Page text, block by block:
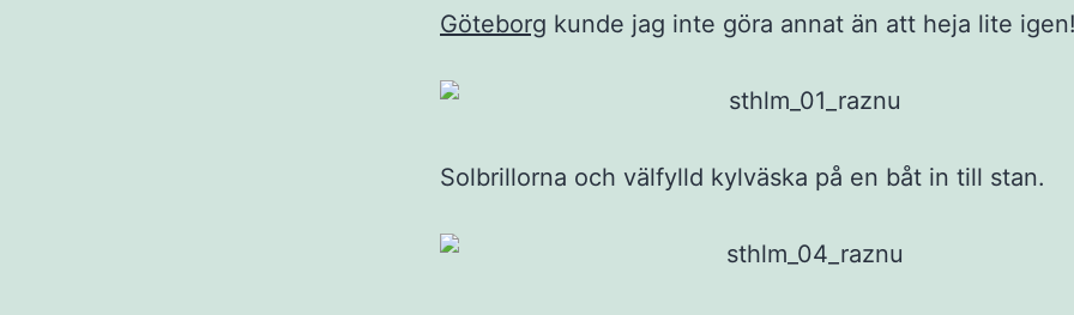
Göteborg kunde jag inte göra annat än att heja lite igen!
Solbrillorna och välfylld kylväska på en båt in till stan.